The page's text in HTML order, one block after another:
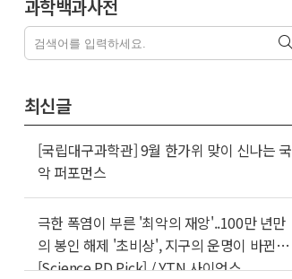
과학백과사전
최신글
[국립대구과학관] 9월 한가위 맞이 신나는 국
악 퍼포먼스
극한 폭염이 부른 '최악의 재앙'..100만 년만
의 봉인 해제 '초비상', 지구의 운명이 바뀐다
[Science PD Pick] / YTN 사이언스